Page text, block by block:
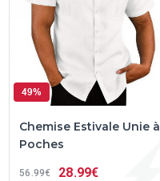
49%
Chemise Estivale Unie à
Poches
56 99€ 28 99€